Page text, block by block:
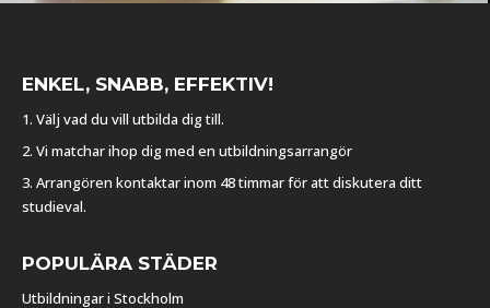
ENKEL, SNABB, EFFEKTIV!
1. Välj vad du vill utbilda dig till.
2. Vi matchar ihop dig med en utbildningsarrangör
3. Arrangören kontaktar inom 48 timmar för att diskutera ditt
studieval.
POPULÄRA STÄDER
Utbildningar i Stockholm